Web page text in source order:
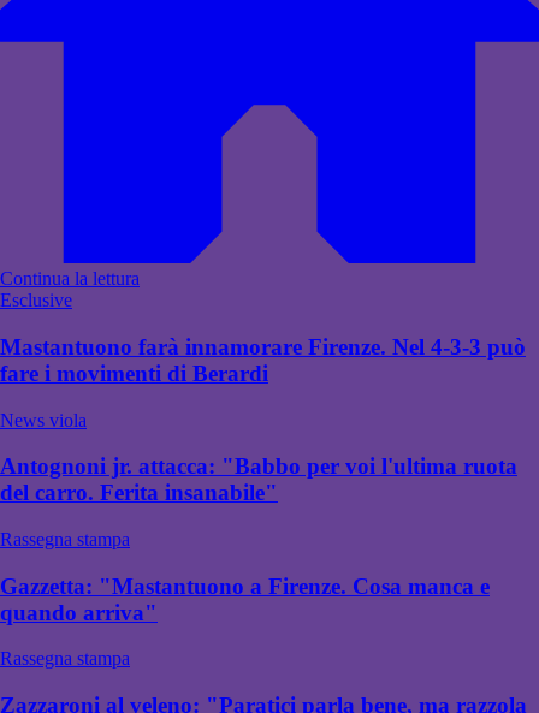
Continua la lettura
Esclusive
Mastantuono farà innamorare Firenze. Nel 4-3-3 può
fare i movimenti di Berardi
News viola
Antognoni jr. attacca: "Babbo per voi l'ultima ruota
del carro. Ferita insanabile"
Rassegna stampa
Gazzetta: "Mastantuono a Firenze. Cosa manca e
quando arriva"
Rassegna stampa
Zazzaroni al veleno: "Paratici parla bene, ma razzola